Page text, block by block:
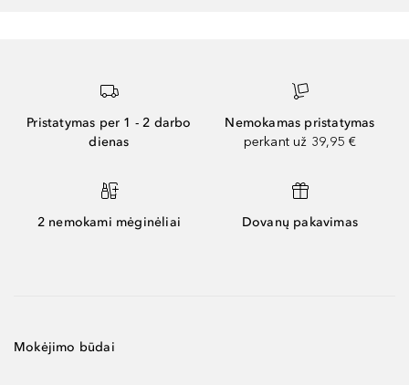
Pristatymas per 1 - 2 darbo
dienas
Nemokamas pristatymas
perkant už 39,95 €
2 nemokami mėginėliai Dovanų pakavimas
Mokėjimo būdai